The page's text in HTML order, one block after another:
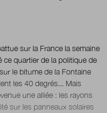
sur la France la semaine
quartier de la politique de
le bitume de la Fontaine
les 40 degrés... Mais
une alliée : les rayons
sur les panneaux solaires